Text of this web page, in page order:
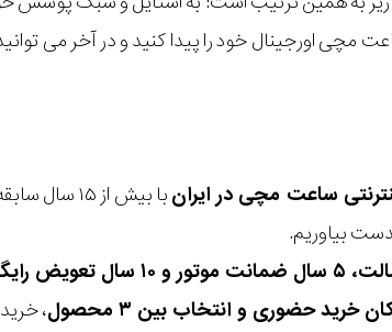
مچی اورجینال خود را پیدا کنید و در آخر می
ساعت مچی در ایران
بیاوریم.
باتری
،